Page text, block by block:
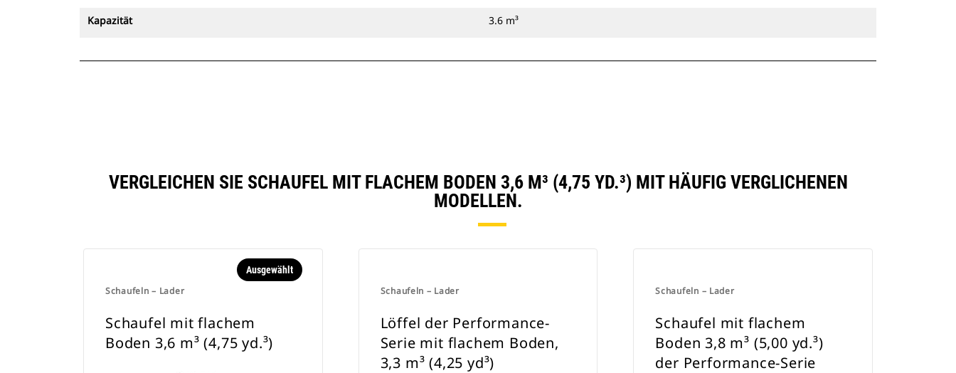
Kapazität 3.6 m³
VERGLEICHEN SIE SCHAUFEL MIT FLACHEM BODEN 3,6 M³ (4,75 YD.³) MIT HÄUFIG VERGLICHENEN
MODELLEN.
Schaufeln – Lader
Ausgewählt
Schaufel mit flachem
Boden 3,6 m³ (4,75 yd.³)
Schaufeln – Lader
Löffel der Performance-
Serie mit flachem Boden,
3,3 m³ (4,25 yd³)
Schaufeln – Lader
Schaufel mit flachem
Boden 3,8 m³ (5,00 yd.³)
der Performance-Serie